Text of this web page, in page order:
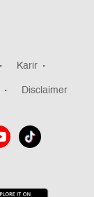
Karir
Disclaimer